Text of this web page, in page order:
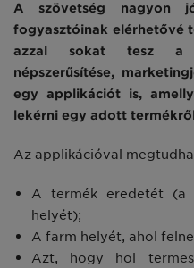
A szövetség nagyon
fogyasztóinak elérhetővé
azzal sokat tesz a
népszerűsítése,
egy applikációt is,
lekérni egy adott
Az applikációval
A termék eredetét (a
helyét);
A farm helyét, ahol
Azt, hogy hol